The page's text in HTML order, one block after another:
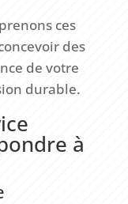
ces
des
de votre
durable.
à